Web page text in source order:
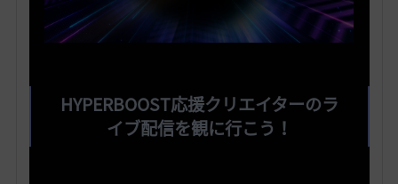
HYPERBOOST応援クリエイターのラ
イブ配信を観に行こう！